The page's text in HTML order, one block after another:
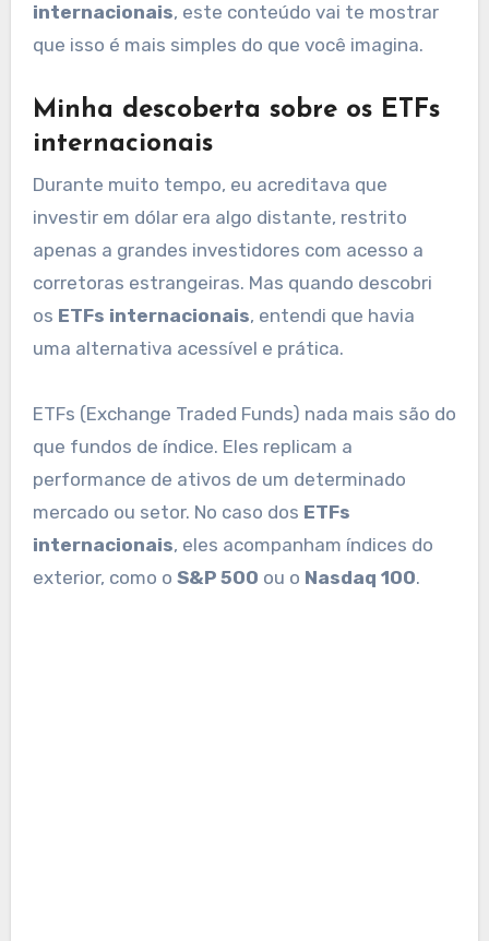
internacionais, este conteúdo vai te mostrar
que isso é mais simples do que você imagina.
Minha descoberta sobre os ETFs
internacionais
Durante muito tempo, eu acreditava que
investir em dólar era algo distante, restrito
apenas a grandes investidores com acesso a
corretoras estrangeiras. Mas quando descobri
os ETFs internacionais, entendi que havia
uma alternativa acessível e prática.
ETFs (Exchange Traded Funds) nada mais são do
que fundos de índice. Eles replicam a
performance de ativos de um determinado
mercado ou setor. No caso dos ETFs
internacionais, eles acompanham índices do
exterior, como o S&P 500 ou o Nasdaq 100.